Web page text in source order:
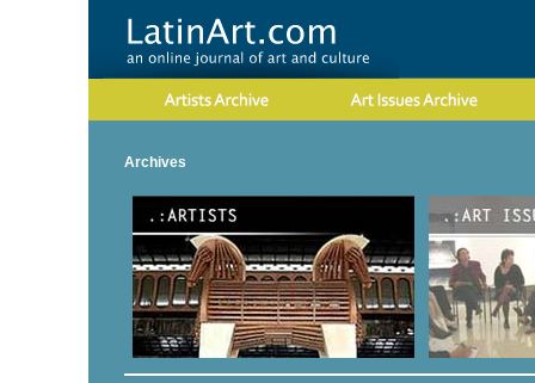
Archives